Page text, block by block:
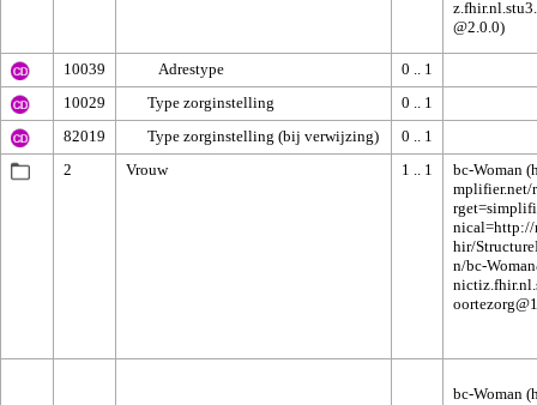
10039 Adrestype
0 .. 1
10029
Type zorginstelling
0 .. 1
82019
Type zorginstelling (bij verwijzing)
0 .. 1
2
Vrouw 1 .. 1 bc-Woman
bc-Woman